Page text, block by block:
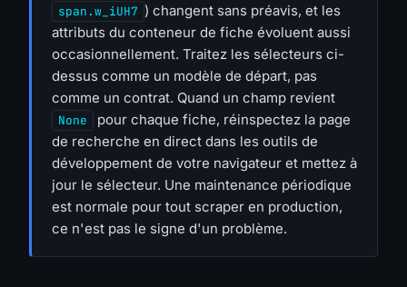
span.w_iUH7 ) changent sans préavis, et les
attributs du conteneur de fiche évoluent aussi
occasionnellement. Traitez les sélecteurs ci-
dessus comme un modèle de départ, pas
comme un contrat. Quand un champ revient
None
pour chaque fiche, réinspectez la page
de recherche en direct dans les outils de
développement de votre navigateur et mettez à
jour le sélecteur. Une maintenance périodique
est normale pour tout scraper en production,
ce n'est pas le signe d'un problème.